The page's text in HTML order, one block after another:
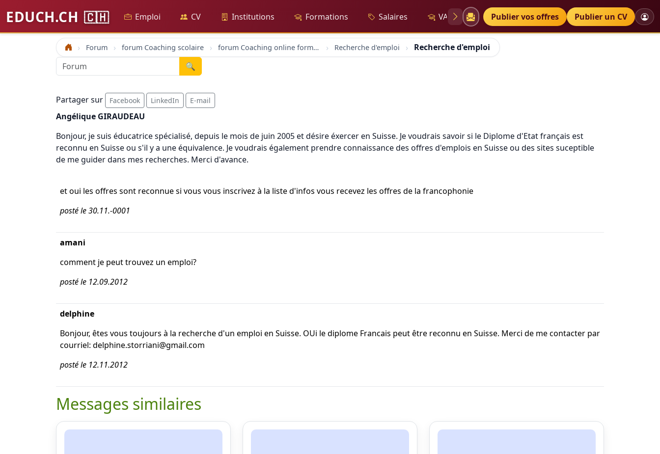
EDUCH.CH 🇨🇭 Emploi CV Institutions Formations Salaires VAE Diplômes Petites annonces
Publier vos offres Publier un CV
Accueil Forum forum Coaching scolaire forum Coaching online formation professionelle emploi education Recherche d'emploi
Recherche d'emploi
🔍
Partager sur Facebook LinkedIn E-mail
Angélique GIRAUDEAU
Bonjour, je suis éducatrice spécialisé, depuis le mois de juin 2005 et désire éxercer en Suisse. Je voudrais savoir si le Diplome d'Etat français est
reconnu en Suisse ou s'il y a une équivalence. Je voudrais également prendre connaissance des offres d'emplois en Suisse ou des sites suceptible
de me guider dans mes recherches. Merci d'avance.
et oui les offres sont reconnue si vous vous inscrivez à la liste d'infos vous recevez les offres de la francophonie
posté le 30.11.-0001
amani
comment je peut trouvez un emploi?
posté le 12.09.2012
delphine
Bonjour, êtes vous toujours à la recherche d'un emploi en Suisse. OUi le diplome Francais peut être reconnu en Suisse. Merci de me contacter par
courriel: delphine.storriani@gmail.com
posté le 12.11.2012
Messages similaires